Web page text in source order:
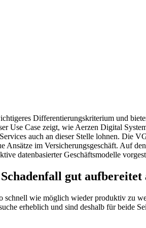
Differentierungskriterium und
Use Case zeigt, wie Aerzen Digital
auch an dieser Stelle lohnen. Die
im Versicherungsgeschäft. Auf
datenbasierter Geschäftsmodelle
gut aufbereitet
wie möglich wieder produktiv zu
erheblich und sind deshalb für beide